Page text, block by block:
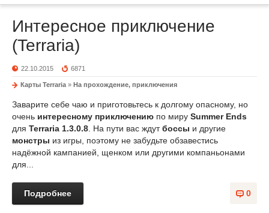
Интересное приключение
(Terraria)
22.10.2015 6871
Карты Terraria » На прохождение, приключения
Заварите себе чаю и приготовьтесь к долгому опасному, но
очень интересному приключению по миру Summer Ends
для Terraria 1.3.0.8 . На пути вас ждутбоссы и другие
монстры из игры, поэтому не забудьте обзавестись
надёжной кампанией, щенком или другими компаньонами
для...
0
Подробнее